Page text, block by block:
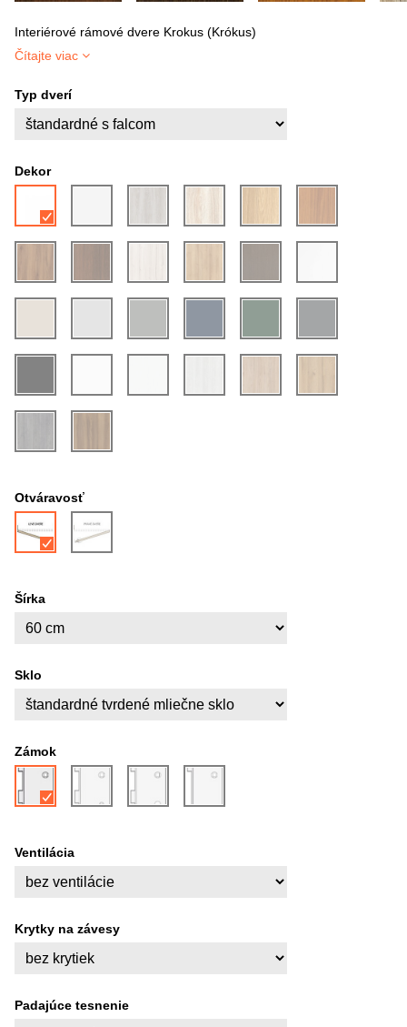
Interiérové rámové dvere Krokus (Krókus)
Čítajte viac
Typ dverí
Dekor
Otváravosť
Šírka
Sklo
Zámok
Ventilácia
Krytky na závesy
Padajúce tesnenie